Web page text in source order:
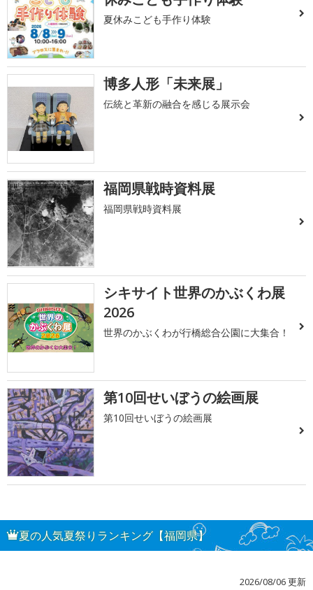
夏休みこども手作り体験
博多人形「未来展」
伝統と革新の融合を感じる展示会
福岡県戦時資料展
福岡県戦時資料展
シキサイト世界のかぶくわ展
2026
世界のかぶくわが行橋総合公園に大集合！
第10回せいぼうの絵画展
第10回せいぼうの絵画展
夏の人気夏祭りランキング【福岡県】
2026/08/06 更新